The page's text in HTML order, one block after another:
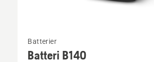
merBatterier
Batteri B140